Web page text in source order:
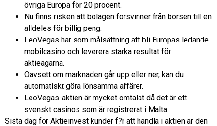
övriga Europa för 20 procent.
Nu finns risken att bolagen försvinner från börsen till en
alldeles för billig peng.
LeoVegas har som målsättning att bli Europas ledande
mobilcasino och leverera starka resultat för
aktieägarna.
Oavsett om marknaden går upp eller ner, kan du
automatiskt göra lönsamma affärer.
LeoVegas-aktien är mycket omtalat då det är ett
svenskt casinos som är registrerat i Malta.
Sista dag för Aktieinvest kunder f?r att handla i aktien är den